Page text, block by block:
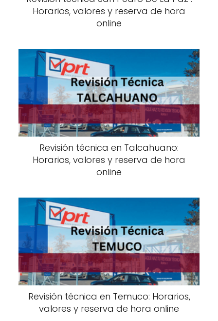
Horarios, valores y reserva de hora
online
Revisión técnica en Talcahuano:
Horarios, valores y reserva de hora
online
Revisión técnica en Temuco: Horarios,
valores y reserva de hora online